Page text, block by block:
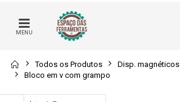
MENU
Todos os Produtos
Disp. magnéticos
Bloco em v com grampo